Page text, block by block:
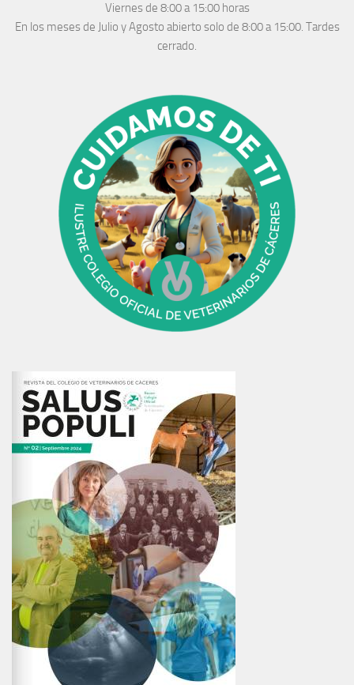
Viernes de 8:00 a 15:00 horas
En los meses de Julio y Agosto abierto solo de 8:00 a 15:00. Tardes
cerrado.